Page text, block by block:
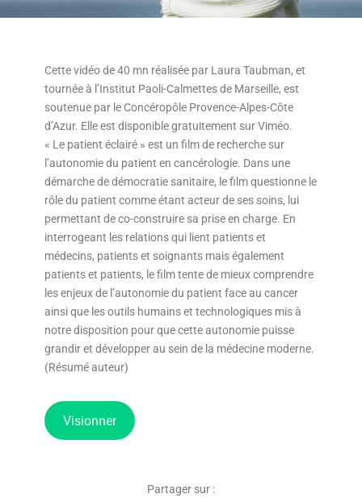
Cette vidéo de 40 mn réalisée par Laura Taubman, et
tournée à l’Institut Paoli-Calmettes de Marseille, est
soutenue par le Concéropôle Provence-Alpes-Côte
d’Azur. Elle est disponible gratuitement sur Viméo.
« Le patient éclairé » est un film de recherche sur
l’autonomie du patient en cancérologie. Dans une
démarche de démocratie sanitaire, le film questionne le
rôle du patient comme étant acteur de ses soins, lui
permettant de co-construire sa prise en charge. En
interrogeant les relations qui lient patients et
médecins, patients et soignants mais également
patients et patients, le film tente de mieux comprendre
les enjeux de l’autonomie du patient face au cancer
ainsi que les outils humains et technologiques mis à
notre disposition pour que cette autonomie puisse
grandir et développer au sein de la médecine moderne.
(Résumé auteur)
Visionner
Partager sur :